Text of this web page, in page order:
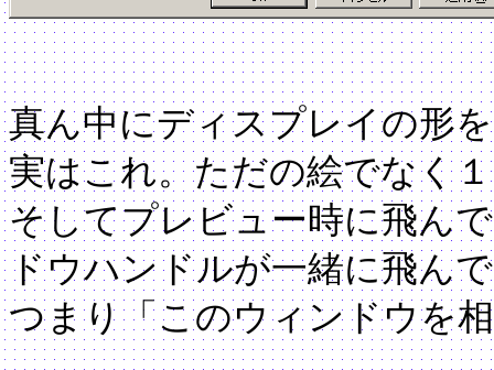
真ん中にディスプレイの形
実はこれ。ただの絵でなく
そしてプレビュー時に飛ん
ドウハンドルが一緒に飛ん
つまり「このウィンドウを